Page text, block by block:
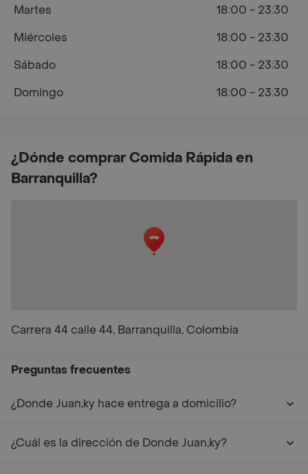
¿Dónde comprar Comida Rápida en
Barranquilla?
Carrera 44 calle 44, Barranquilla, Colombia
Martes
18:00 - 23:30
Miércoles
18:00 - 23:30
Sábado
18:00 - 23:30
Domingo
18:00 - 23:30
Preguntas frecuentes
¿Donde Juan,ky hace entrega a domicilio?
¿Cuál es la dirección de Donde Juan,ky?